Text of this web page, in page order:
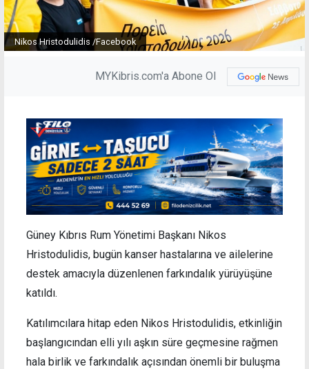
Nikos Hristodulidis /Facebook
MYKibris.com'a Abone Ol
Güney Kıbrıs Rum Yönetimi Başkanı Nikos
Hristodulidis, bugün kanser hastalarına ve ailelerine
destek amacıyla düzenlenen farkındalık yürüyüşüne
katıldı.
Katılımcılara hitap eden Nikos Hristodulidis, etkinliğin
başlangıcından elli yılı aşkın süre geçmesine rağmen
hala birlik ve farkındalık açısından önemli bir buluşma